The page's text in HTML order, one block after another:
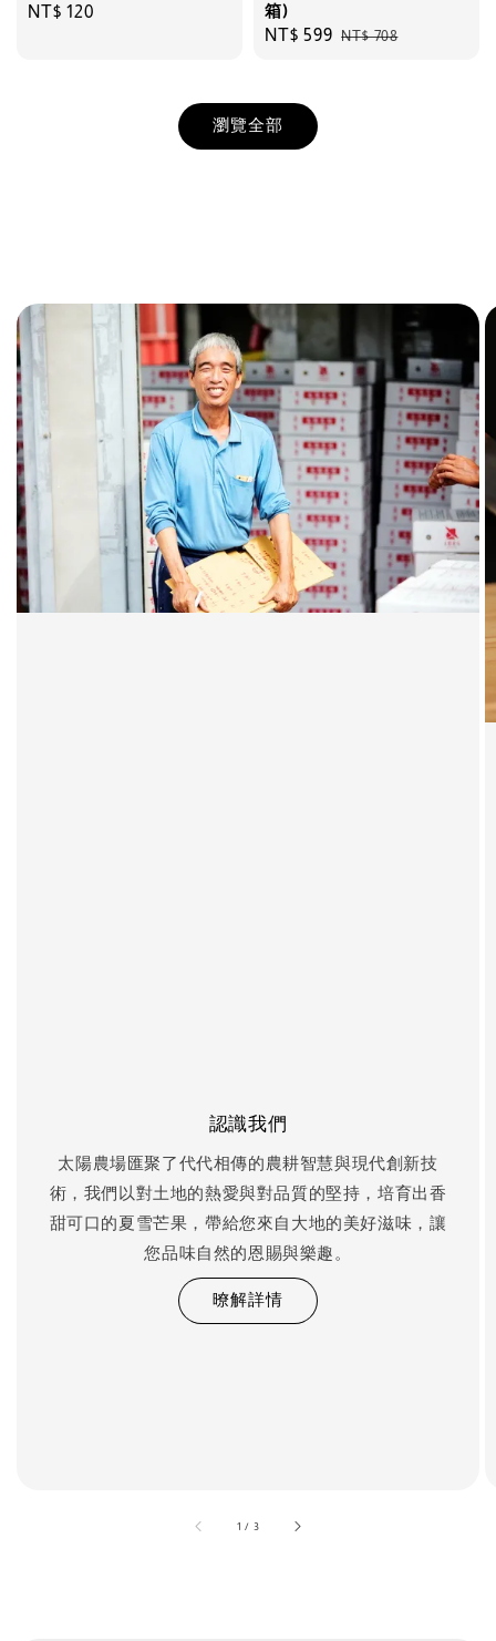
Regular
NT$ 120
箱)
Sale
NT$ 599 Regular
NT$ 708
瀏覽全部
認識我們
太陽農場匯聚了代代相傳的農耕智慧與現代創新技
術，我們以對土地的熱愛與對品質的堅持，培育出香
甜可口的夏雪芒果，帶給您來自大地的美好滋味，讓
您品味自然的恩賜與樂趣。
暸解詳情
1 / accessibility.of
3